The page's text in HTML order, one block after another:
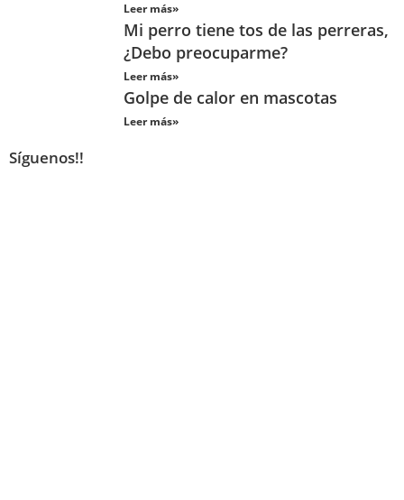
Leer más»
Mi perro tiene tos de las perreras,
¿Debo preocuparme?
Leer más»
Golpe de calor en mascotas
Leer más»
Síguenos!!